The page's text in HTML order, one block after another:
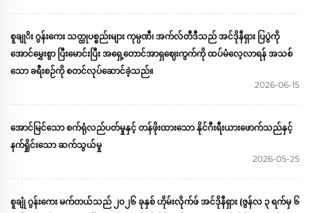
စူချုိး ဂွန်းကေး သတ္ထုပစ္စည်းများ ကုမ္ပဏီ၊ အက်လ်တီဒီသည် အင်ဒိုနီရှား ပြပွဲကို
အောင်မွှေးစွာ ပြီးမောင်းပြီး အရှေ့တောင်အာရှဈေးကွက်ကို ထပ်မံလေ့လာရန် အသစ်
သော ခရီးစဉ်ကို စတင်လုပ်ဆောင်ခဲ့သည်။
2026-06-15
အောင်မြင်သော စက်ရုံလည်ပတ်မှုနှင့် တန်ဖိုးထားသော နိုင်ဂီးရီးယားဖောက်သည်နှင့်
နက်ရှိုင်းသော ဆက်သွယ်မှု
2026-05-25
စူချုံ ဂွန်းကေး မက်တယ်သည် ၂၀၂၆ ခုနှစ် ဟိုမ်းလိုက်ဖ် အင်ဒိုနီရှား (ဇွန်လ ၃ ရက်မှ ၆